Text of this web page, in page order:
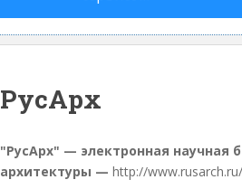
РусАрх
"РусАрх" — электронная научная
архитектуры — http://www.rusarch.ru/